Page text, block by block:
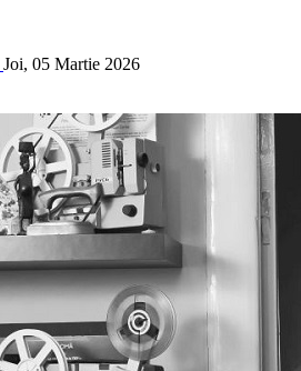
Joi, 05 Martie 2026